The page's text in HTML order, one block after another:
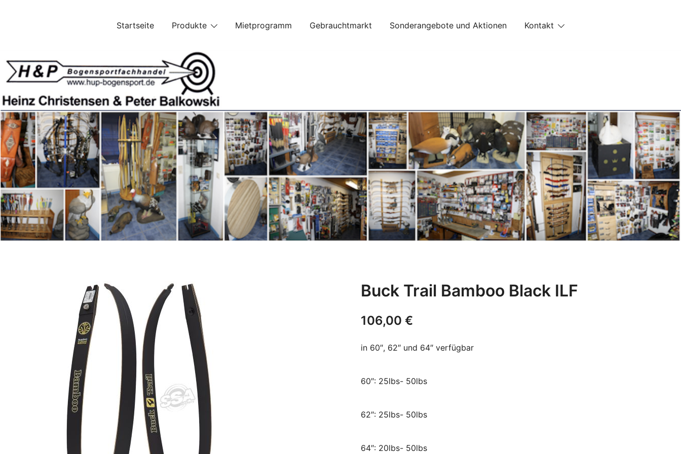
Startseite Produkte Mietprogramm Gebrauchtmarkt Sonderangebote und Aktionen Kontakt
Buck Trail Bamboo Black ILF
106,00 €
in 60″, 62″ und 64″ verfügbar
60″: 25lbs- 50lbs
62″: 25lbs- 50lbs
64″: 20lbs- 50lbs